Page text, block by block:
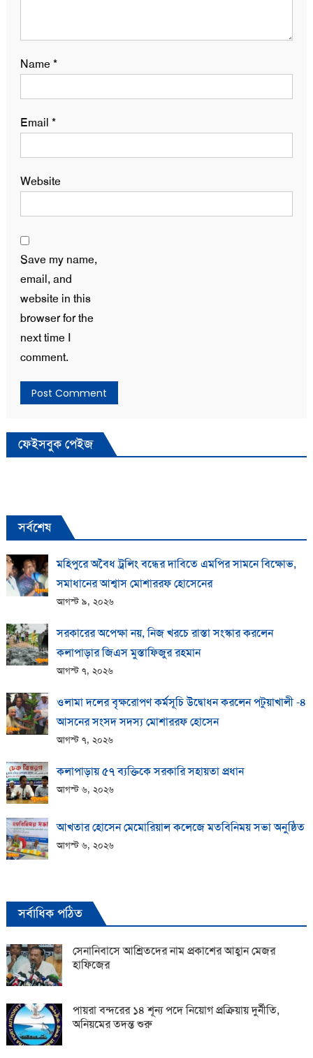
Name*
Email *
Website
Save my name,
email, and
website in this
browser for the
next time I
comment.
ফেইসবুক পেইজ
সর্বশেষ
মহিপুরে অবৈধ ট্রলিং বন্ধের দাবিতে এমপির সামনে বিক্ষোভ,
সমাধানের আশ্বাস মোশাররফ হোসেনের
আগস্ট ৯, ২০২৬
সরকারের অপেক্ষা নয়, নিজ খরচে রাস্তা সংস্কার করলেন
কলাপাড়ার জিএস মুস্তাফিজুর রহমান
আগস্ট ৭, ২০২৬
ওলামা দলের বৃক্ষরোপণ কর্মসূচি উদ্বোধন করলেন পটুয়াখালী -৪
আসনের সংসদ সদস্য মোশাররফ হোসেন
আগস্ট ৭, ২০২৬
কলাপাড়ায় ​৫৭ ব্যক্তিকে সরকারি সহায়তা প্রধান
আগস্ট ৬, ২০২৬
আখতার হোসেন মেমোরিয়াল কলেজে মতবিনিময় সভা অনুষ্ঠিত
আগস্ট ৬, ২০২৬
সর্বাধিক পঠিত
সেনানিবাসে আশ্রিতদের নাম প্রকাশের আহ্বান মেজর
হাফিজের
পায়রা বন্দরের ১৪ শূন্য পদে নিয়োগ প্রক্রিয়ায় দুর্নীতি,
অনিয়মের তদন্ত শুরু